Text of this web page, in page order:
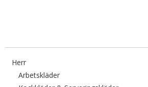
HerrFiltrera efter category: Herr
ArbetskläderFiltrera efter category: